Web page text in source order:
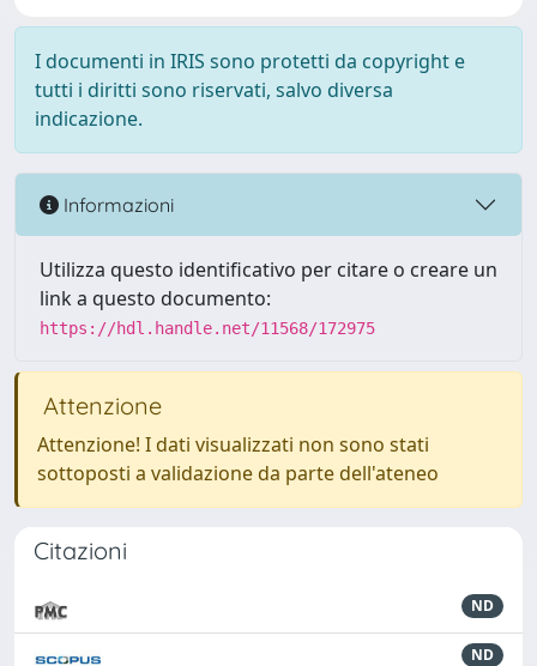
I documenti in IRIS sono protetti da copyright e
tutti i diritti sono riservati, salvo diversa
indicazione.
Informazioni
Utilizza questo identificativo per citare o creare un
link a questo documento:
https://hdl.handle.net/11568/172975
Attenzione
Attenzione! I dati visualizzati non sono stati
sottoposti a validazione da parte dell'ateneo
Citazioni
ND
ND